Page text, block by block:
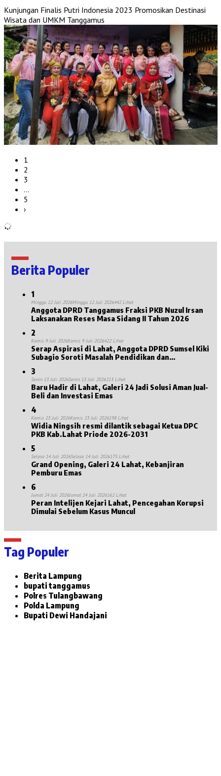
Kunjungan Finalis Putri Indonesia 2023 Promosikan Destinasi
Wisata dan UMKM Tanggamus
1
2
3
…
5
›
Berita Populer
1
Minggu 12 Juli 2026Minggu 12 Juli 2026442 Lihat
Anggota DPRD Tanggamus Fraksi PKB Nuzul Irsan
Laksanakan Reses Masa Sidang II Tahun 2026
2
Kamis 9 Juli 2026Kamis 9 Juli 2026422 Lihat
Serap Aspirasi di Lahat, Anggota DPRD Sumsel Kiki
Subagio Soroti Masalah Pendidikan dan
3
Senin 13 Juli 2026Senin 13 Juli 2026213 Lihat
Baru Hadir di Lahat, Galeri 24 Jadi Solusi Aman Jual-
Beli dan Investasi Emas
4
Kamis 23 Juli 2026Kamis 23 Juli 2026198 Lihat
Widia Ningsih resmi dilantik sebagai Ketua DPC
PKB Kab.Lahat Priode 2026-2031
5
Selasa 14 Juli 2026Selasa 14 Juli 2026175 Lihat
Grand Opening, Galeri 24 Lahat, Kebanjiran
Pemburu Emas
6
Jumat 24 Juli 2026Jumat 24 Juli 2026162 Lihat
Peran Intelijen Kejari Lahat, Pencegahan Korupsi
Dimulai Sebelum Kasus Muncul
Tag Populer
Berita Lampung
bupati tanggamus
Polres Tulangbawang
Polda Lampung
Bupati Dewi Handajani